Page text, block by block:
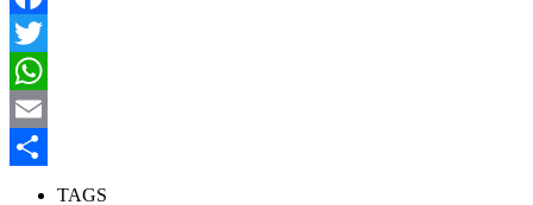
Facebook
Twitter
WhatsApp
Email
Partajează
TAGS